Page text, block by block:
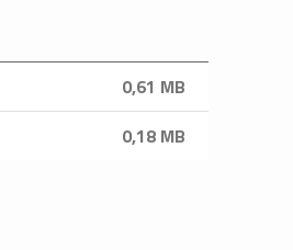
0,61 MB
0,18 MB